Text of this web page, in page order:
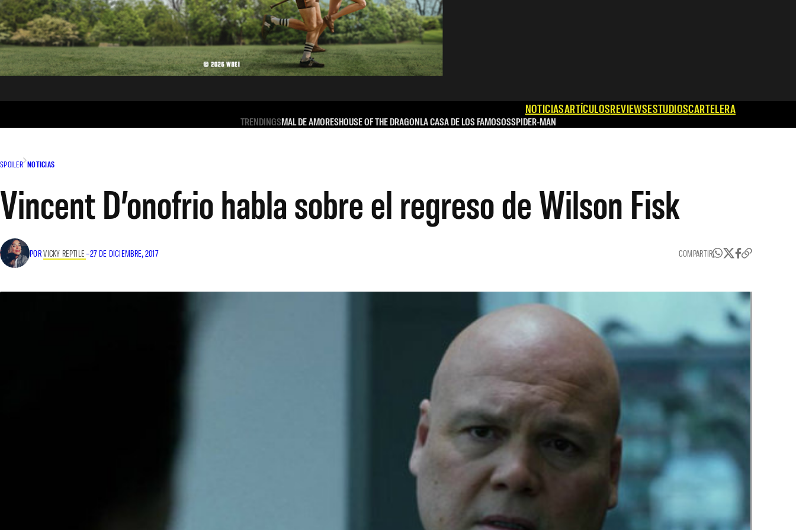
NOTICIASARTÍCULOSREVIEWSESTUDIOSCARTELERA
TRENDINGSMAL DE AMORESHOUSE OF THE DRAGONLA CASA DE LOS FAMOSOSSPIDER-MAN
SPOILER NOTICIAS
Vincent D’onofrio habla sobre el regreso de Wilson Fisk
PORVICKY REPTILE–27 DE DICIEMBRE, 2017 COMPARTIR